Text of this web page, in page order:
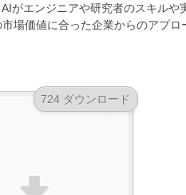
がエンジニアや研究者のスキル
場価値に合った企業からのアプロ
724 ダウンロード